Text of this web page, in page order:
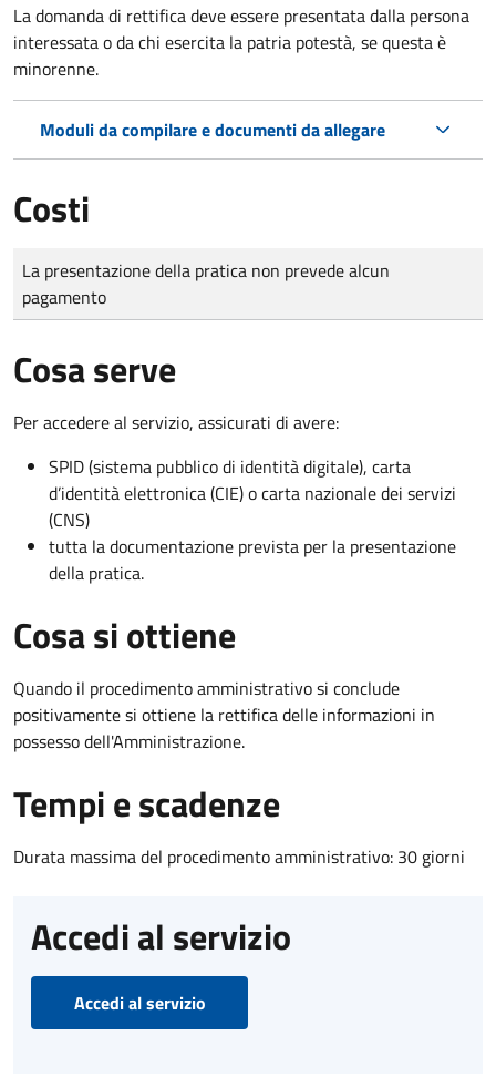
La domanda di rettifica deve essere presentata dalla persona
interessata oda chi esercita la patria potestà, se questa è
minorenne.
Moduli da compilare e documenti da allegare
Costi
Tipo di pagamento
Importo
La presentazione della pratica non prevede alcun
pagamento
Cosa serve
Per accedere al servizio, assicurati di avere:
SPID (sistema pubblico di identità digitale), carta
d’identità elettronica (CIE) o carta nazionale dei servizi
(CNS)
tutta la documentazione prevista per la presentazione
della pratica.
Cosa si ottiene
Quando il procedimento amministrativo si conclude
positivamente si ottiene la rettifica delle informazioni in
possesso dell'Amministrazione.
Tempi e scadenze
Durata massima del procedimento amministrativo: 30 giorni
Accedi al servizio
Accedi al servizio